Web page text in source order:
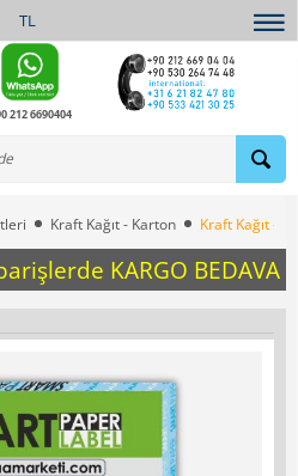
TL
212 6690404
Kraft Kağıt - Karton Kraft Kağıt –
KARGO BEDAVA